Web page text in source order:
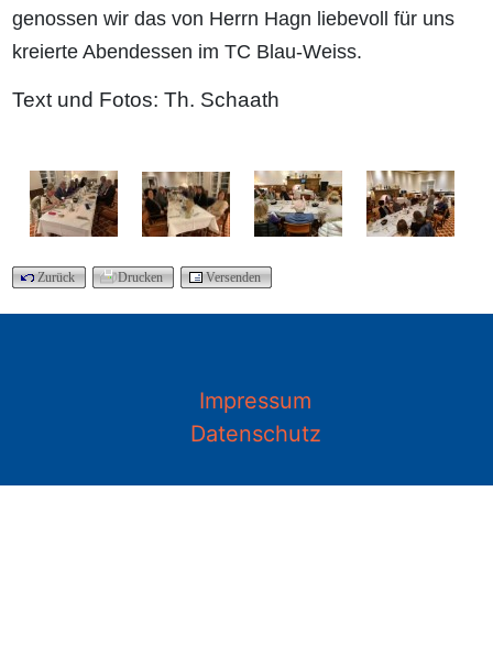
genossen wir dasvon Herrn Hagn liebevoll für uns
kreierte Abendessen im TC Blau-Weiss.
Text und Fotos: Th. Schaath
Zurück Drucken Versenden
Impressum
Datenschutz